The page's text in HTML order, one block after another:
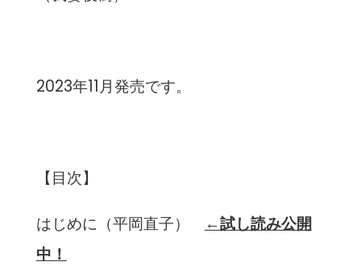
2023年11月発売です。
【目次】
はじめに（平岡直子） ←試し読み公開
中！